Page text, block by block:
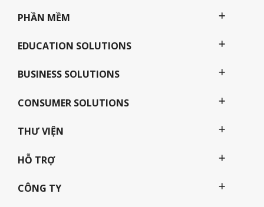
PHẦN MỀM
EDUCATION SOLUTIONS
BUSINESS SOLUTIONS
CONSUMER SOLUTIONS
THƯ VIỆN
HỖ TRỢ
CÔNG TY